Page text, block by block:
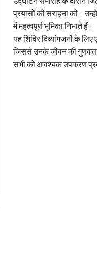
प्रयासों की सराहना की।
में महत्वपूर्ण भूमिका निभाते हैं।
यह शिविर दिव्यांगजनों के
जिससे उनके जीवन की
सभी को आवश्यक उपकरण